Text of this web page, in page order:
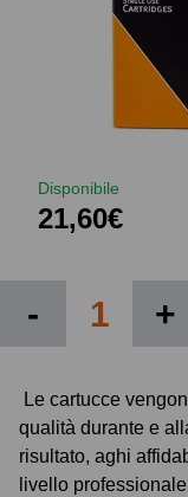
Disponibile
21,60€
- +
Le cartucce
qualità durante e
risultato, aghi
livello